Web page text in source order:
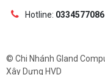
Hotline: 0334577086
© Chi Nhánh Gland
Xây Dựng HVD